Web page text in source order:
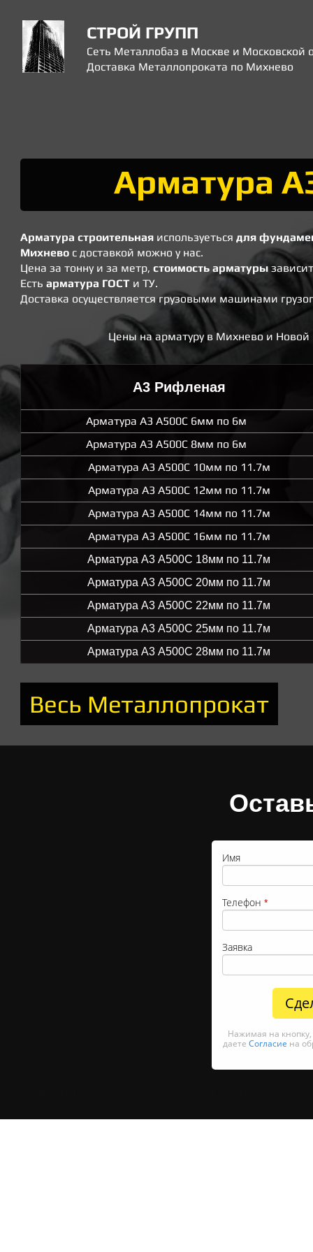
СТРОЙ ГРУПП
Сеть Металлобаз в Москве и Московской
Доставка Металлопроката по Михнево
Арматура
Арматура строительнаяиспользуеться для
Михнево с доставкой можно у нас.
Цена за тонну и за метр, стоимость арматуры
​Есть арматура ГОСТи ТУ.
​Доставка осуществляется грузовыми машинами
Цены на арматуру в Михнево и
А3 Рифленая
Арматура А3 А500С 6мм по 6м
Арматура А3 А500С 8мм по 6м
Арматура А3 А500С 10мм по 11.7м
Арматура А3 А500С 12мм по 11.7м
Арматура А3 А500С 14мм по 11.7м
Арматура А3 А500С 16мм по 11.7м
Арматура А3 А500С 18мм по 11.7м
Арматура А3 А500С 20мм по 11.7м
Арматура А3 А500С 22мм по 11.7м
Арматура А3 А500С 25мм по 11.7м
Арматура А3 А500С 28мм по 11.7м
Весь Металлопрокат
Имя
Телефон *
Заявка
Нажимая на
даете Согласие на